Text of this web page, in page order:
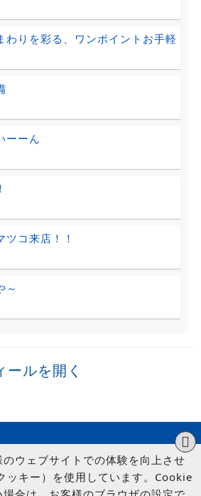
わりを彩る、ワンポイントお手軽
ーーん
ツコ来店！！
～
ールを開く
ウェブサイトでの体験を向上させ
ッキー）を使用しています。Cookie